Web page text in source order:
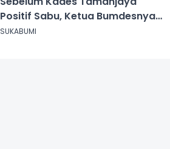
Positif Sabu, Ketua Bumdesnya
Juga Terjerat Dugaan Narkoba
SUKABUMI